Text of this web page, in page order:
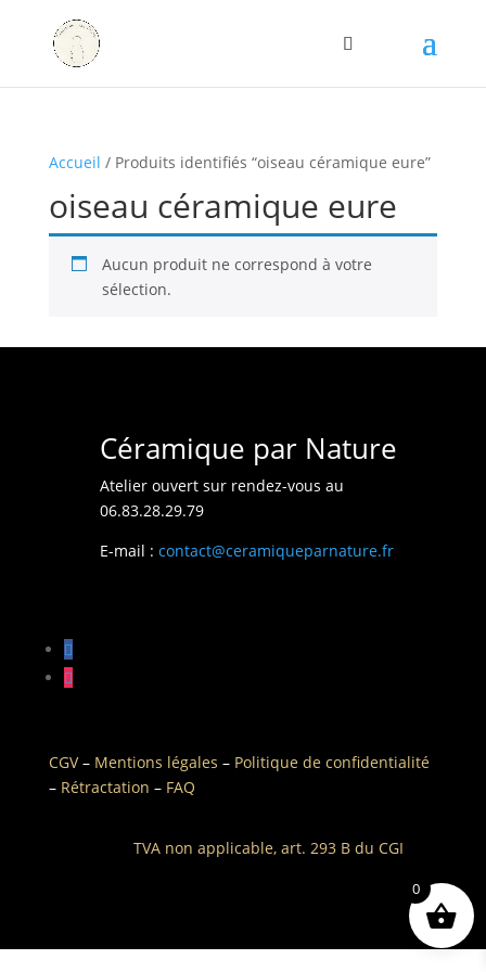
Accueil / Produits identifiés “oiseau céramique eure”
oiseau céramique eure
Aucun produit ne correspond à votre
sélection.
Céramique par Nature
Atelier ouvert sur rendez-vous au
06.83.28.29.79
E-mail : contact@ceramiqueparnature.fr
CGV– Mentions légales – Politique de confidentialité
– Rétractation – FAQ
TVA non applicable, art. 293 B du CGI
0